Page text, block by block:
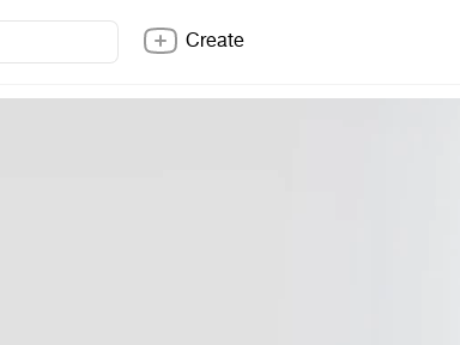
Create